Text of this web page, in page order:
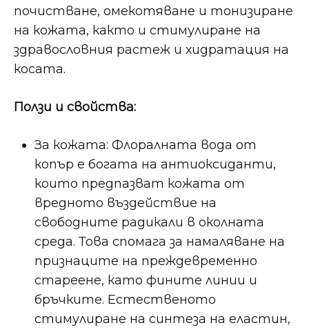
почистване, омекотяване и тонизиране
на кожата, както и стимулиране на
здравословния растеж и хидратация на
косата.
Ползи и свойства:
За кожата: Флоралната вода от
копър е богата на антиоксиданти,
които предпазват кожата от
вредното въздействие на
свободните радикали в околната
среда. Това спомага за намаляване на
признаците на преждевременно
стареене, като фините линии и
бръчките. Естественото
стимулиране на синтеза на еластин,